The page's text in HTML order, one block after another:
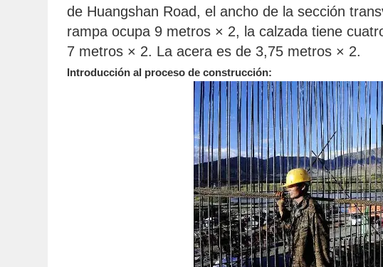
de Huangshan Road, el ancho de la sección
rampa ocupa 9 metros × 2, la calzada tiene
7 metros × 2. La acera es de 3,75 metros × 2.
Introducción al proceso de construcción: